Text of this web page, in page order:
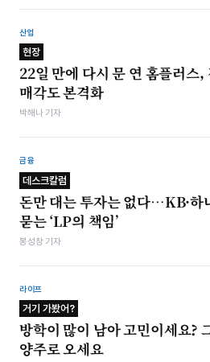
산업
현장
22일 만에 다시 문 연 홈플러스,
매각도 본격화
박해나 기자
금융
데스크칼럼
돈만 대는 투자는 없다…KB·하
묻는 ‘LP의 책임’
봉성창 기자
라이프
거기 가봤어?
방학이 많이 남아 고민이세요?
양주로 오세요